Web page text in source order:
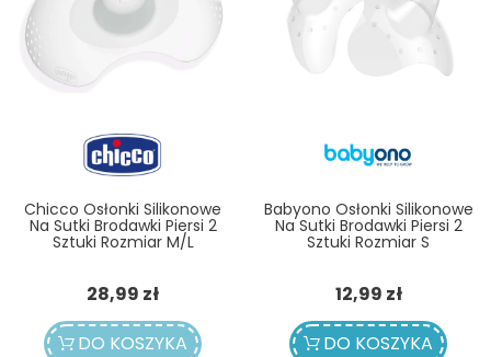
Chicco Osłonki Silikonowe
Na Sutki Brodawki Piersi 2
Sztuki Rozmiar M/L
28,99 złCena
DO KOSZYKA
Babyono Osłonki Silikonowe
Na Sutki Brodawki Piersi 2
Sztuki Rozmiar S
12,99 złCena
DO KOSZYKA